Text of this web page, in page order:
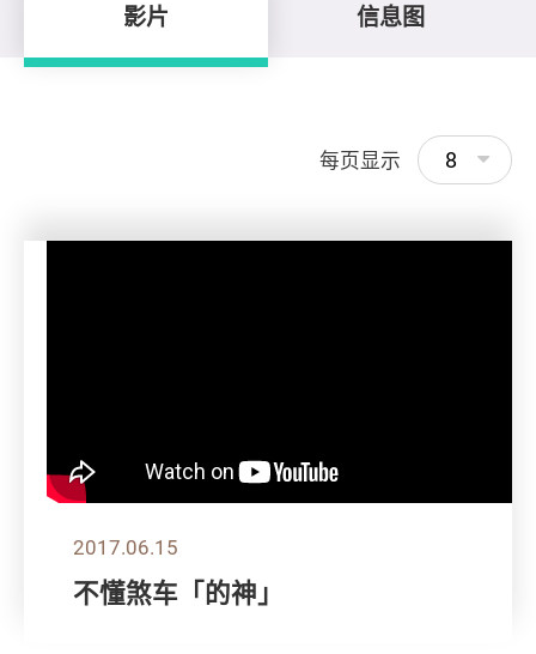
影片 信息图
每页显示 8
2017.06.15
不懂煞车「的神」